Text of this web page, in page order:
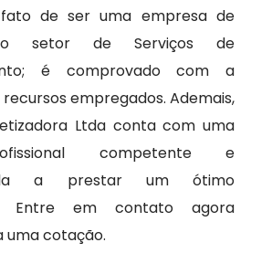
de ser uma empresa de
setor de Serviços de
é comprovado com a
empregados. Ademais,
Ltda conta com uma
competente e
a prestar um ótimo
Entre em contato agora
uma cotação.